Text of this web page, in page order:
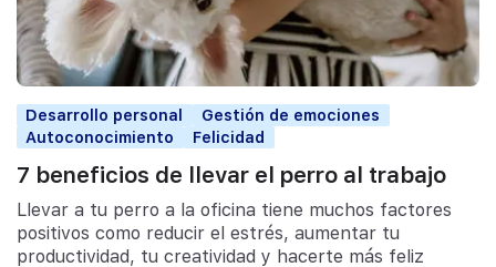
Desarrollo personal
Gestión de emociones
Autoconocimiento
Felicidad
7 beneficios de llevar el perro al trabajo
Llevar a tu perro a la oficina tiene muchos factores
positivos como reducir el estrés, aumentar tu
productividad, tu creatividad y hacerte más feliz